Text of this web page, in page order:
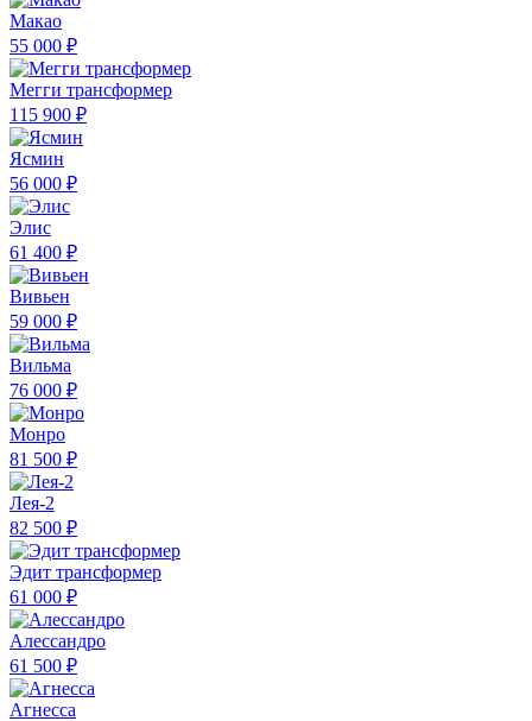
Макао
55 000 ₽
Мегги трансформер
115 900 ₽
Ясмин
56 000 ₽
Элис
61 400 ₽
Вивьен
59 000 ₽
Вильма
76 000 ₽
Монро
81 500 ₽
Лея-2
82 500 ₽
Эдит трансформер
61 000 ₽
Алессандро
61 500 ₽
Агнесса